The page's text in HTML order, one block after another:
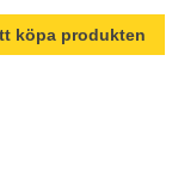
köpa produkten